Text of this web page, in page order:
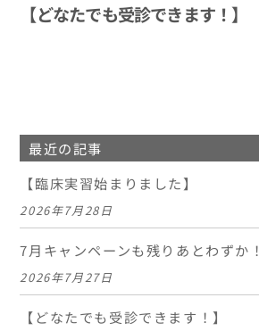
【どなたでも受診できます！】
最近の記事
【臨床実習始まりました】
2026年7月28日
7月キャンペーンも残りあとわずか！
2026年7月27日
【どなたでも受診できます！】